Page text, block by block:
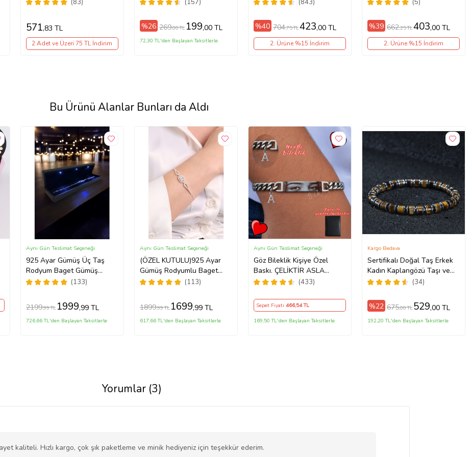
571,83 TL
2 Adet ve Üzeri 75 TL İndirim
%26 269,00 TL 199,00 TL
72,30 TL'den Başlayan Taksitlerle
%40 704,75 TL423,00 TL
2. Ürüne %15 İndirim
%39 662,25 TL403,00 TL
2. Ürüne %15 İndirim
Bu Ürünü Alanlar Bunları da Aldı
925 Ayar Gümüş Üç Taş
Rodyum Baget Gümüş
Bileklik(IŞIKLI KUTULU)
(133)
Aynı Gün Teslimat Seçeneği
2199,99 TL 1999,99 TL
726,66 TL'den Başlayan Taksitlerle
(ÖZEL KUTULU)925 Ayar
Gümüş Rodyumlu Baget
Taşlı Bileklik (113)
Aynı Gün Teslimat Seçeneği
1899,99 TL 1699,99 TL
617,66 TL'den Başlayan Taksitlerle
Göz Bileklik Kişiye Özel
Baskı. ÇELİKTİR ASLA
PASLANMAZ (433)
Aynı Gün Teslimat Seçeneği
Sepet Fiyatı 466,54 TL
169,50 TL'den Başlayan Taksitlerle
Sertifikalı Doğal Taş Erkek
Kadın Kaplangözü Taşı ve
Hematit Özel Tasarım
(34)
Kargo Bedava
%22 675,00 TL 529,00 TL
192,20 TL'den Başlayan Taksitlerle
Yorumlar (3)
kaliteli. Hızlı kargo, çok şık paketleme ve minik hediyeniz için teşekkür ederim.